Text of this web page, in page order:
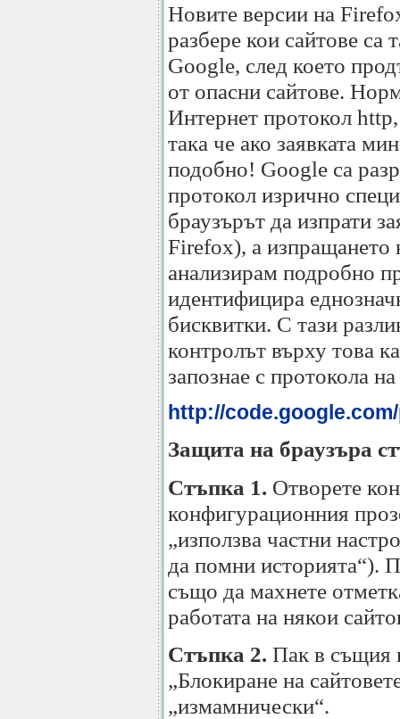
Новите версии на
разбере кои сайтове са
Google, след което
от опасни сайтове.
Интернет протокол
така че ако заявката
подобно! Google са
протокол изрично
браузърът да изпрати
Firefox), а изпращането
анализирам подробно
идентифицира
бисквитки. С тази
контролът върху това
запознае с протокола
http://
Защита на браузъра
Стъпка 1. Отворете
конфигурационния
„използва частни
да помни историята“).
също да махнете
работата на някои
Стъпка 2. Пак в същия
„Блокиране на
„измамнически“.